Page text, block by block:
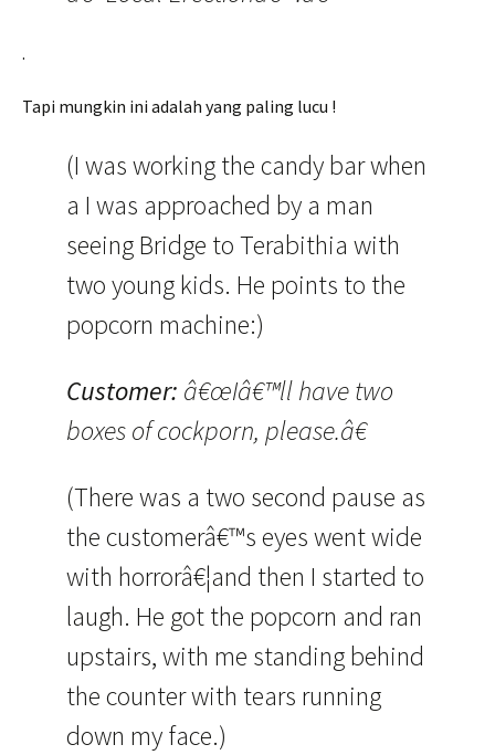
.
Tapi mungkin ini adalah yang paling lucu !
(I was working the candy bar when
a I was approached by a man
seeing Bridge to Terabithia with
two young kids. He points to the
popcorn machine:)
Customer: â€œIâ€™ll have two
boxes of cockporn, please.â€
(There was a two second pause as
the customerâ€™s eyes went wide
with horrorâ€¦and then I started to
laugh. He got the popcorn and ran
upstairs, with me standing behind
the counter with tears running
down my face.)